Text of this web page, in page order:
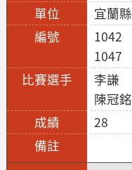
宜蘭縣
1042
1047
李謙
陳冠銘
28